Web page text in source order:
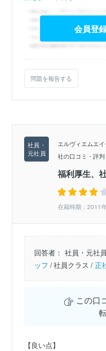
会員登
問題を報告する
エルヴィエムエ
社の口コミ・評判
福利厚生、
在籍時期：2011
回答者： 社員・元社
ッフ /社員クラス / 正
この口
【良い点】